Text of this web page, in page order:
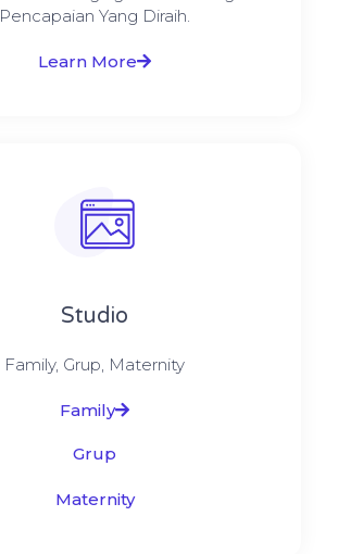
Pencapaian Yang Diraih.
Learn More
Studio
Family, Grup, Maternity
Family
Grup
Maternity